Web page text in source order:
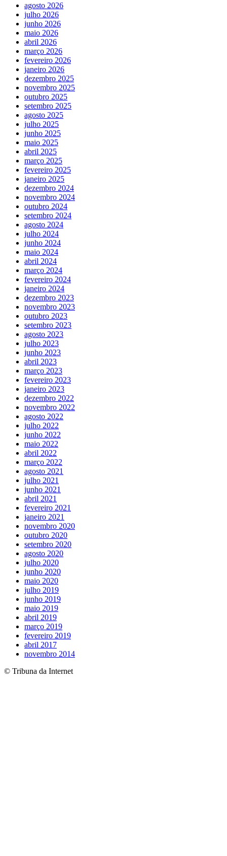
agosto 2026
julho 2026
junho 2026
maio 2026
abril 2026
março 2026
fevereiro 2026
janeiro 2026
dezembro 2025
novembro 2025
outubro 2025
setembro 2025
agosto 2025
julho 2025
junho 2025
maio 2025
abril 2025
março 2025
fevereiro 2025
janeiro 2025
dezembro 2024
novembro 2024
outubro 2024
setembro 2024
agosto 2024
julho 2024
junho 2024
maio 2024
abril 2024
março 2024
fevereiro 2024
janeiro 2024
dezembro 2023
novembro 2023
outubro 2023
setembro 2023
agosto 2023
julho 2023
junho 2023
abril 2023
março 2023
fevereiro 2023
janeiro 2023
dezembro 2022
novembro 2022
agosto 2022
julho 2022
junho 2022
maio 2022
abril 2022
março 2022
agosto 2021
julho 2021
junho 2021
abril 2021
fevereiro 2021
janeiro 2021
novembro 2020
outubro 2020
setembro 2020
agosto 2020
julho 2020
junho 2020
maio 2020
julho 2019
junho 2019
maio 2019
abril 2019
março 2019
fevereiro 2019
abril 2017
novembro 2014
© Tribuna da Internet